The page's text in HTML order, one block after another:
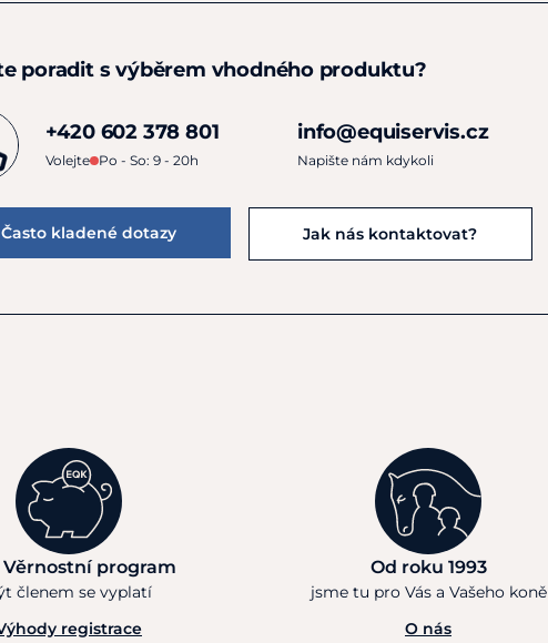
poradit s výběrem vhodného produktu?
+420 602 378 801
Volejte Po - So: 9 - 20h
info@equiservis.cz
Napište nám kdykoli
Často kladené dotazy Jak nás kontaktovat?
Věrnostní program
členem se vyplatí
registrace
Od roku 1993
jsme tu pro Vás a Vašeho koně
O nás